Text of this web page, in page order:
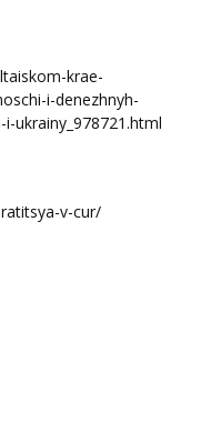
krae-
i-denezhnyh-
ukrainy_978721.html
v-cur/